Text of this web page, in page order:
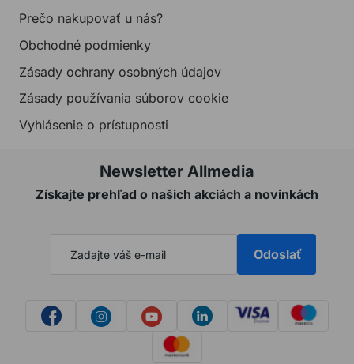
Prečo nakupovať u nás?
Obchodné podmienky
Zásady ochrany osobných údajov
Zásady používania súborov cookie
Vyhlásenie o prístupnosti
Newsletter Allmedia
Získajte prehľad o našich akciách a novinkách
Odoslať